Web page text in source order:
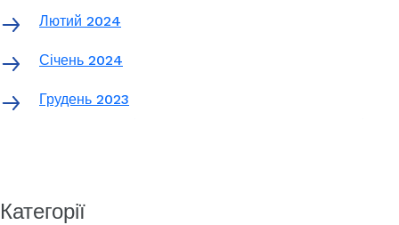
Лютий 2024
Січень 2024
Грудень 2023
Категорії